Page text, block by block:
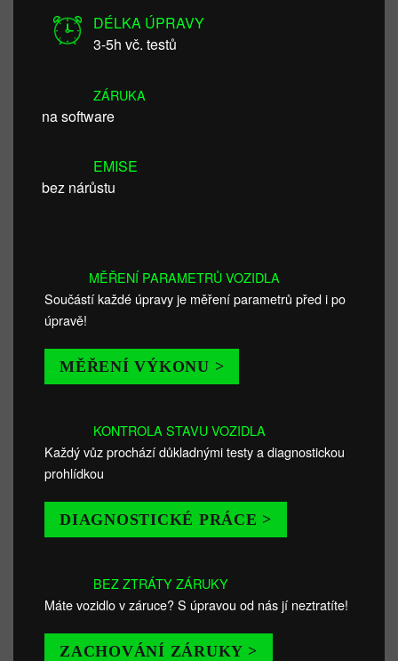
DÉLKA ÚPRAVY
3-5h vč. testů
ZÁRUKA
na software
EMISE
bez nárůstu
MĚŘENÍ PARAMETRŮ VOZIDLA
Součástí každé úpravy je měření parametrů před i po
úpravě!
MĚŘENÍ VÝKONU >
KONTROLA STAVU VOZIDLA
Každý vůz prochází důkladnými testy a diagnostickou
prohlídkou
DIAGNOSTICKÉ PRÁCE >
BEZ ZTRÁTY ZÁRUKY
Máte vozidlo v záruce? S úpravou od nás jí neztratíte!
ZACHOVÁNÍ ZÁRUKY >